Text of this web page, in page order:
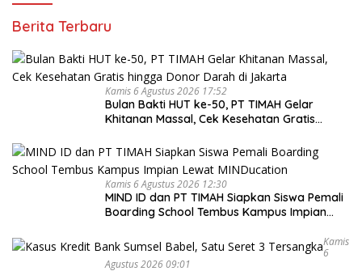
Berita Terbaru
Kamis 6 Agustus 2026 17:52
Bulan Bakti HUT ke-50, PT TIMAH Gelar
Khitanan Massal, Cek Kesehatan Gratis
Kamis 6 Agustus 2026 12:30
MIND ID dan PT TIMAH Siapkan Siswa Pemali
Boarding School Tembus Kampus Impian
Kamis
6
Agustus 2026 09:01